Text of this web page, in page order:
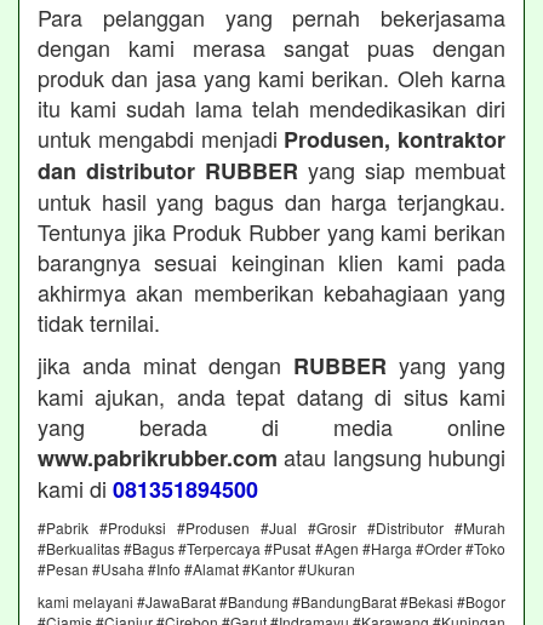
Para pelanggan yang pernah bekerjasama
dengan kami merasa sangat puas dengan
produk dan jasa yang kami berikan. Oleh karna
itu kami sudah lama telah mendedikasikan diri
untuk mengabdi menjadi Produsen, kontraktor
dan distributor RUBBER yang siap membuat
untuk hasil yang bagus dan harga terjangkau.
Tentunya jika Produk Rubber yang kami berikan
barangnya sesuai keinginan klien kami pada
akhirmya akan memberikan kebahagiaan yang
tidak ternilai.
jika anda minat dengan RUBBER yang yang
kami ajukan, anda tepat datang di situs kami
yang berada di media online
www.pabrikrubber.com atau langsung hubungi
kami di 081351894500
#Pabrik #Produksi #Produsen #Jual #Grosir #Distributor #Murah
#Berkualitas #Bagus #Terpercaya #Pusat #Agen #Harga #Order #Toko
#Pesan #Usaha #Info #Alamat #Kantor #Ukuran
kami melayani #JawaBarat #Bandung #BandungBarat #Bekasi #Bogor